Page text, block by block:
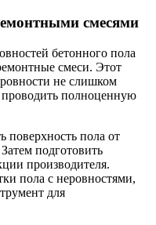
смесями
бетонного пола
смеси. Этот
не слишком
проводить полноценную
поверхность пола от
подготовить
производителя.
пола с неровностями,
для